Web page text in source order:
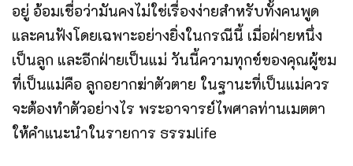
อยู่ อ้อมเชื่อว่ามันคงไม่ใช่เรื่องง่ายสำหรับทั้งคนพูด
และคนฟังโดยเฉพาะอย่างยิ่งในกรณีนี้ เมื่อฝ่ายหนึ่ง
เป็นลูก และอีกฝ่ายเป็นแม่ วันนี้ความทุกข์ของคุณผู้ชม
ที่เป็นแม่คือ ลูกอยากฆ่าตัวตาย ในฐานะที่เป็นแม่ควร
จะต้องทำตัวอย่างไร พระอาจารย์ไพศาลท่านเมตตา
ให้คำแนะนำในรายการ ธรรมlife